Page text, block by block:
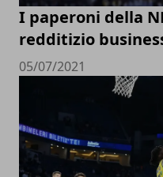
I paperoni della
redditizio
05/07/2021